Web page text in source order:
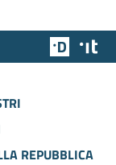
Team
REPUBBLICA